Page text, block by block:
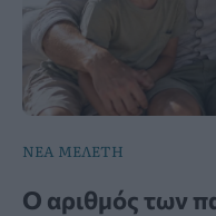
ΝΕΑ ΜΕΛΕΤΗ
Ο αριθμός των